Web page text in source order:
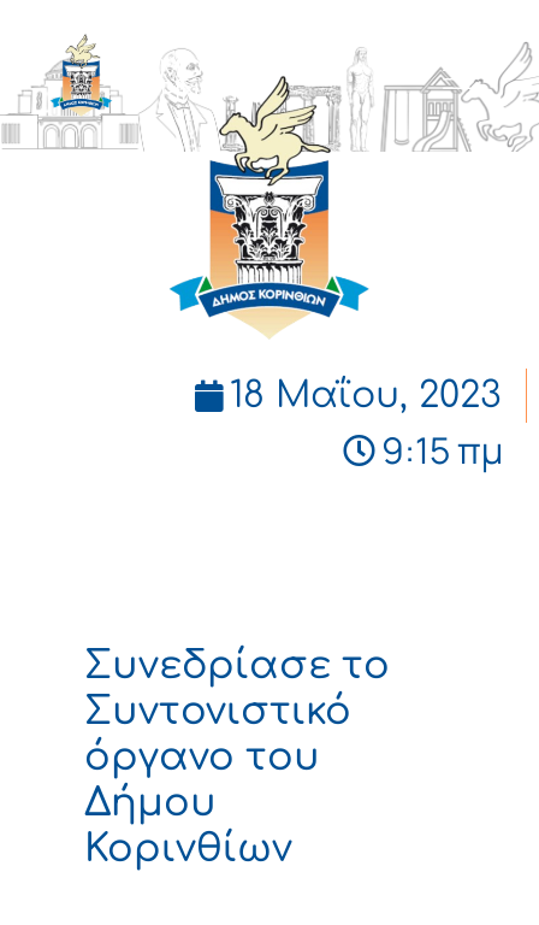
ΔΗΜΟΣ
ΚΟΡΙΝΘΙΩΝ
18 Μαΐου, 2023
9:15 πμ
Συνεδρίασε το
Συντονιστικό
όργανο του
Δήμου
Κορινθίων